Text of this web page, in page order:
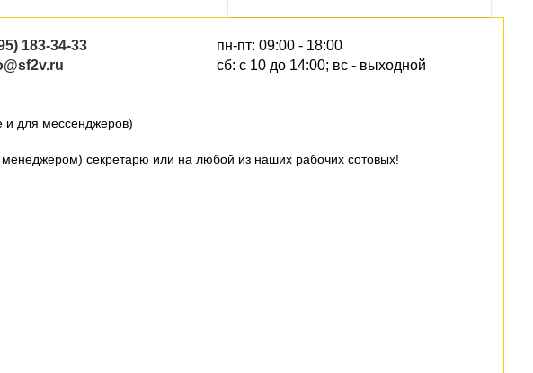
183-34-33
пн-пт: 09:00 - 18:00
сб: с 10 до 14:00; вс - выходной
и для мессенджеров)
секретарю или на любой из наших рабочих сотовых!